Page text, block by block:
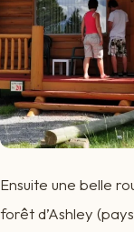
Ensuite une belle
forêt d’Ashley